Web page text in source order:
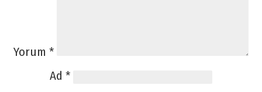
Yorum *
Ad *